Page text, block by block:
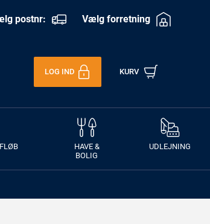
postnr: Vælg forretning
LOG IND KURV
HAVE &
BOLIG
UDLEJNING